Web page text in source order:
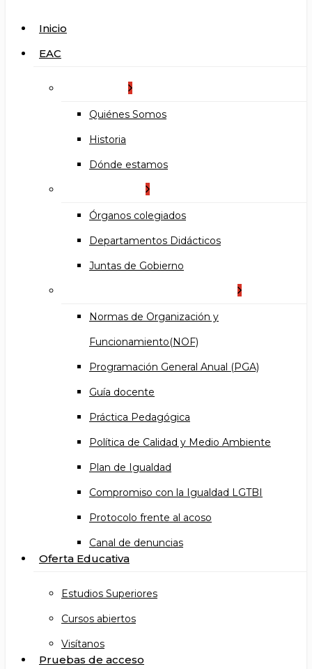
search
Menu
Inicio
EAC
Quiénes Somos
Historia
Dónde estamos
Órganos colegiados
Departamentos Didácticos
Juntas de Gobierno
Normas de Organización y
Funcionamiento(NOF)
Programación General Anual (PGA)
Guía docente
Práctica Pedagógica
Política de Calidad y Medio Ambiente
Plan de Igualdad
Compromiso con la Igualdad LGTBI
Protocolo frente al acoso
Canal de denuncias
Oferta Educativa
Estudios Superiores
Cursos abiertos
Visítanos
Pruebas de acceso